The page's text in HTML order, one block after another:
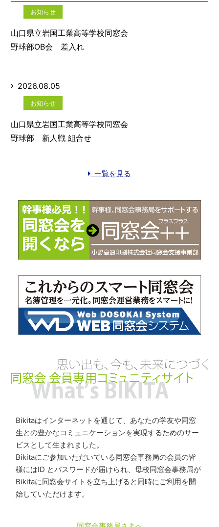
お知らせ
山口県立岩国工業高等学校同窓会
野球部OB会 差入れ
2026.08.05
お知らせ
山口県立岩国工業高等学校同窓会
野球部 新人戦 組合せ
一覧を見る
Bikitaはインターネットを通じて、あなたの学友や同窓
生との豊かなコミュニケーションを実現するためのサー
ビスとして生まれました。
Bikitaにご参加いただいている同窓会事務局の会員の皆
様にはID とパスワードが届けられ、母校同窓会事務局が
Bikitaに同窓会サイトを立ち上げると同時にご利用を開
始していただけます。